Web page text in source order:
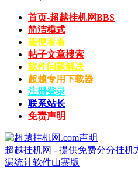
首页-超越挂机网BBS
简洁模式
随便看看
帖子文章搜索
软件问题解决
超越专用下载器
注册登录
联系站长
免责声明
超越挂机网 - 提供免费分分挂机
漏统计软件山寨版